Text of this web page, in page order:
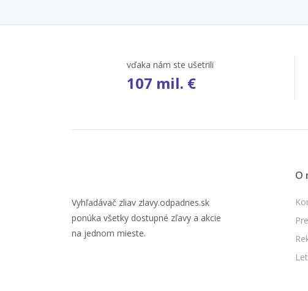
vďaka nám ste ušetrili
107 mil. €
Vyhľadávač zliav zlavy.odpadnes.sk
ponúka všetky dostupné zľavy a akcie
na jednom mieste.
O